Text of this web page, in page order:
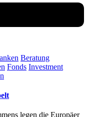
Beratung
Fonds Investment
legen die Europäer